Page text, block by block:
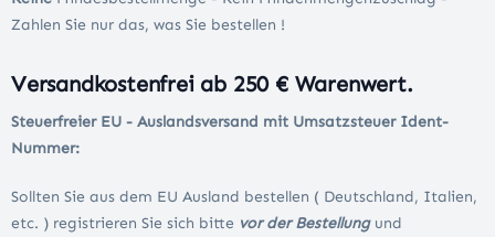
Zahlen Sie nur das, was Sie bestellen !
Versandkostenfrei ab 250 € Warenwert.
Steuerfreier EU - Auslandsversand mit Umsatzsteuer Ident-
Nummer:
Sollten Sie aus dem EU Ausland bestellen ( Deutschland, Italien,
etc. ) registrieren Sie sich bitte vor der Bestellung und